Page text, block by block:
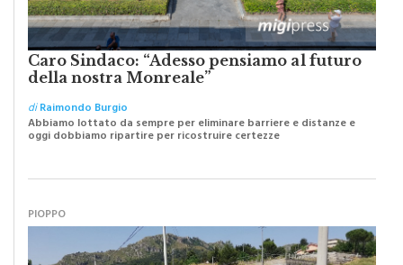
Caro Sindaco: “Adesso pensiamo al futuro
della nostra Monreale”
diRaimondo Burgio